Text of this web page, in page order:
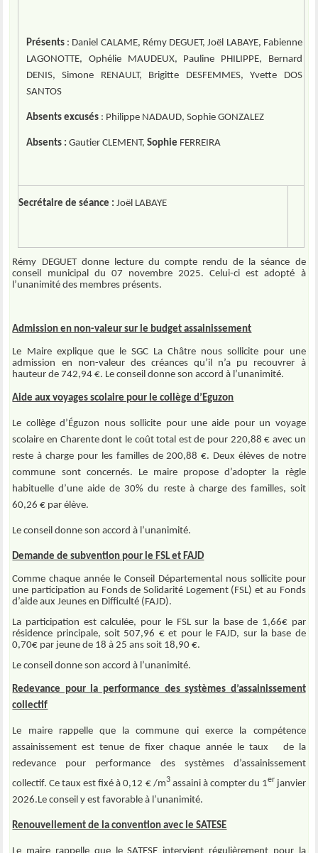
Présents: Daniel CALAME, Rémy DEGUET, Joël LABAYE, Fabienne
LAGONOTTE, Ophélie MAUDEUX, Pauline PHILIPPE, Bernard
DENIS, Simone RENAULT, Brigitte DESFEMMES, Yvette DOS
SANTOS
Absents excusés: Philippe NADAUD, Sophie GONZALEZ
Absents : Gautier CLEMENT, Sophie FERREIRA
Secrétaire de séance : Joël LABAYE
Rémy DEGUETdonne lecture du compte rendu de la séance de
conseil municipal du 07 novembre 2025. Celui-ci est adopté à
l’unanimité des membres présents.
Admission en non-valeur sur le budget assainissement
Le Maire explique que le SGC La Châtre nous sollicite pour une
admission en non-valeur des créances qu’il n’a pu recouvrer à
hauteur de 742,94 €. Le conseil donne son accord à l’unanimité.
Aide aux voyages scolaire pour le collège d’Eguzon
Le collège d’Éguzon nous sollicite pour une aide pour un voyage
scolaire en Charente dont le coût total est de pour 220,88 € avec un
reste à charge pour les familles de 200,88 €. Deux élèves de notre
commune sont concernés. Le maire propose d’adopter la règle
habituelle d’une aide de 30% du reste à charge des familles, soit
60,26 € par élève.
Le conseil donne son accord à l’unanimité.
Demande de subvention pour le FSL et FAJD
Comme chaque année le Conseil Départemental nous sollicite pour
une participation au Fonds de Solidarité Logement (FSL) et au Fonds
d’aide aux Jeunes en Difficulté (FAJD).
La participation est calculée, pour le FSL sur la base de 1,66€ par
résidence principale, soit 507,96 € et pour le FAJD, sur la base de
0,70€ par jeune de 18 à 25 ans soit 18,90 €.
Le conseil donne son accord à l’unanimité.
Redevance pour la performance des systèmes d’assainissement
collectif
Le maire rappelle que la commune qui exerce la compétence
assainissement est tenue de fixer chaque année le taux de la
redevance pour performance des systèmes d’assainissement
collectif. Ce taux est fixé à 0,12 € /m3assaini à compter du 1er janvier
2026.Le conseil y est favorable à l’unanimité.
Renouvellement de la convention avec le SATESE